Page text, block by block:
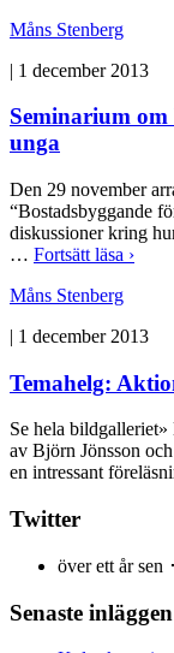
Måns Stenberg
| 1 december 2013
Seminarium om
unga
Den 29 november
“Bostadsbyggande
diskussioner kring
… Fortsätt läsa ›
Måns Stenberg
| 1 december 2013
Temahelg:
Se hela
av Björn Jönsson
en intressant
Twitter
över ett år sen ･
Senaste inläggen